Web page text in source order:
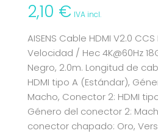
2,10 € IVA incl.
AISENS Cable HDMI V2.0
Velocidad / Hec 4K@60Hz
Negro, 2.0m. Longitud de
HDMI tipo A (Estándar),
Macho, Conector 2: HDMI
Género del conector 2:
conector chapado: Oro,